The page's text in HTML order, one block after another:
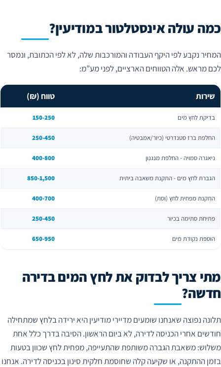
כמה עולה אינסטלטור במודיעין?
המחיר נקבע לפי היקף העבודה והמורכבות שלה, לא לפי הכתובת, ונמסר
לכם מראש. אלה הטווחים הארציים, לפני מע”מ:
שירות טווח (₪)
בדיקת לחץ מים 150-250
החלפת ברז סטנדרטי (כיור/אמבטיה) 250-450
ניאגרה סמויה - החלפת מנגנון 400-800
הגברת לחץ מים - התקנת משאבה ביתית 850-1,500
התקנת מפחית לחץ (וסת) 400-700
פתיחת סתימה בכיור 250-450
הוספת נקודת מים 650-950
מתי צריך לבדוק את לחץ המים בדירה
חדשה?
תלונה נפוצה שאנחנו שומעים מדיירי מודיעין היא ירידה בלחץ שמתחילה
חודשים אחרי הכניסה לדירה, לא ביום הראשון. הסיבה בדרך כלל אחת
משלוש: משאבת הגברה משותפת שהתעייפה, מפחית לחץ שכוון בטעות
בזמן ההתקנה, או שקיעה קלה שחוסמת חלקית סינון בכניסה לדירה. אנחנו